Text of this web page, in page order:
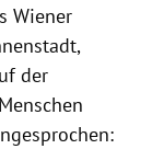
Wiener
der